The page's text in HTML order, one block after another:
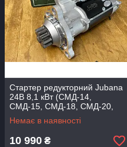
Стартер редукторний Jubana
24В 8,1 кВт (СМД-14,
СМД-15, СМД-18, СМД-20,
СМД-21, СМД-22, СМД-24)
Немає в наявності
10 990 ₴